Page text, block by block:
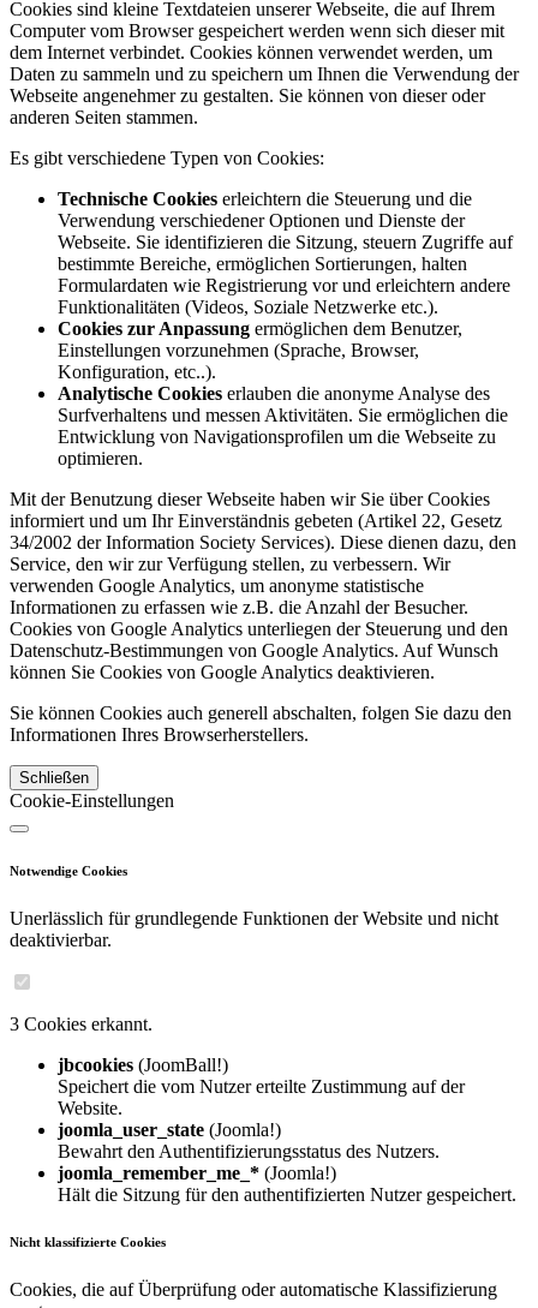
Cookies sind kleine Textdateien unserer Webseite, die auf Ihrem
Computer vom Browser gespeichert werden wenn sich dieser mit
dem Internet verbindet. Cookies können verwendet werden, um
Daten zu sammeln und zu speichern um Ihnen die Verwendung der
Webseite angenehmer zu gestalten. Sie können von dieser oder
anderen Seiten stammen.
Es gibt verschiedene Typen von Cookies:
Technische Cookies erleichtern die Steuerung und die
Verwendung verschiedener Optionen und Dienste der
Webseite. Sie identifizieren die Sitzung, steuern Zugriffe auf
bestimmte Bereiche, ermöglichen Sortierungen, halten
Formulardaten wie Registrierung vor und erleichtern andere
Funktionalitäten (Videos, Soziale Netzwerke etc.).
Cookies zur Anpassung ermöglichen dem Benutzer,
Einstellungen vorzunehmen (Sprache, Browser,
Konfiguration, etc..).
Analytische Cookies erlauben die anonyme Analyse des
Surfverhaltens und messen Aktivitäten. Sie ermöglichen die
Entwicklung von Navigationsprofilen um die Webseite zu
optimieren.
Mit der Benutzung dieser Webseite haben wir Sie über Cookies
informiert und um Ihr Einverständnis gebeten (Artikel 22, Gesetz
34/2002 der Information Society Services). Diese dienen dazu, den
Service, den wir zur Verfügung stellen, zu verbessern. Wir
verwenden Google Analytics, um anonyme statistische
Informationen zu erfassen wie z.B. die Anzahl der Besucher.
Cookies von Google Analytics unterliegen der Steuerung und den
Datenschutz-Bestimmungen von Google Analytics. Auf Wunsch
können Sie Cookies von Google Analytics deaktivieren.
Sie können Cookies auch generell abschalten, folgen Sie dazu den
Informationen Ihres Browserherstellers.
Schließen
Cookie-Einstellungen
Notwendige Cookies
Unerlässlich für grundlegende Funktionen der Website und nicht
deaktivierbar.
3 Cookies erkannt.
jbcookies (JoomBall!)
Speichert die vom Nutzer erteilte Zustimmung auf der
Website.
joomla_user_state (Joomla!)
Bewahrt den Authentifizierungsstatus des Nutzers.
joomla_remember_me_* (Joomla!)
Hält die Sitzung für den authentifizierten Nutzer gespeichert.
Nicht klassifizierte Cookies
Cookies, die auf Überprüfung oder automatische Klassifizierung